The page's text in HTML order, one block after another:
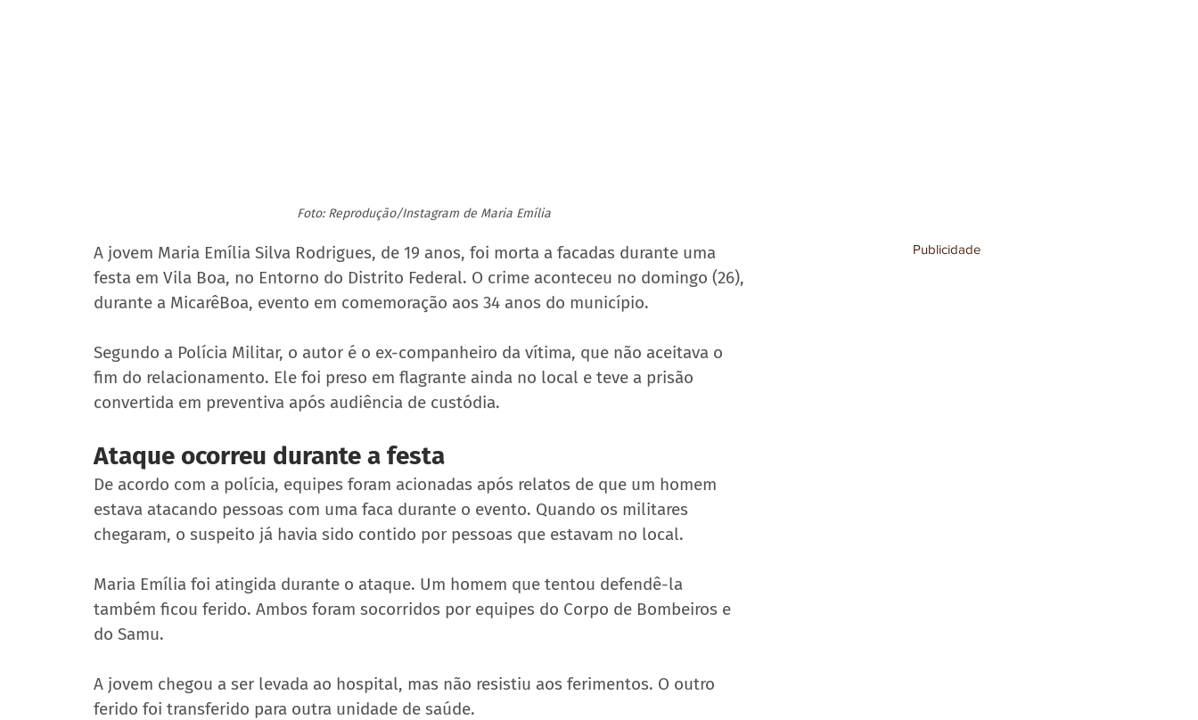
Foto: Reprodução/Instagram de Maria Emília
A jovem Maria Emília Silva Rodrigues, de 19 anos, foi morta a facadas durante uma
festa em Vila Boa, no Entorno do Distrito Federal. O crime aconteceu no domingo (26),
durante a MicarêBoa, evento em comemoração aos 34 anos do município.
Segundo a Polícia Militar, o autor é o ex-companheiro da vítima, que não aceitava o
fim do relacionamento. Ele foi preso em flagrante ainda no local e teve a prisão
convertida em preventiva após audiência de custódia.
Ataque ocorreu durante a festa
De acordo com a polícia, equipes foram acionadas após relatos de que um homem
estava atacando pessoas com uma faca durante o evento. Quando os militares
chegaram, o suspeito já havia sido contido por pessoas que estavam no local.
Maria Emília foi atingida durante o ataque. Um homem que tentou defendê-la
também ficou ferido. Ambos foram socorridos por equipes do Corpo de Bombeiros e
do Samu.
A jovem chegou a ser levada ao hospital, mas não resistiu aos ferimentos. O outro
ferido foi transferido para outra unidade de saúde.
Publicidade